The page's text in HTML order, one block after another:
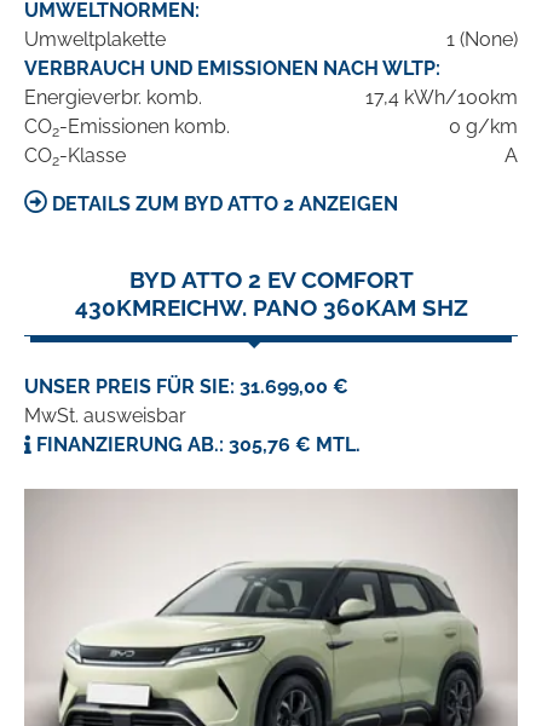
UMWELTNORMEN:
Umweltplakette
1 (None)
VERBRAUCH UND EMISSIONEN NACH WLTP:
Energieverbr. komb.
17,4 kWh/100km
CO2-Emissionen komb.
0 g/km
CO2-Klasse A
DETAILS ZUM BYD ATTO 2 ANZEIGEN
BYD ATTO 2 EV COMFORT
430KMREICHW. PANO 360KAM SHZ
UNSER PREIS FÜR SIE: 31.699,00 €
MwSt. ausweisbar
FINANZIERUNG AB.: 305,76 € MTL.